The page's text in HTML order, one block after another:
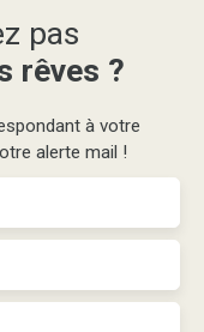
pas
rêves ?
à votre
alerte mail !